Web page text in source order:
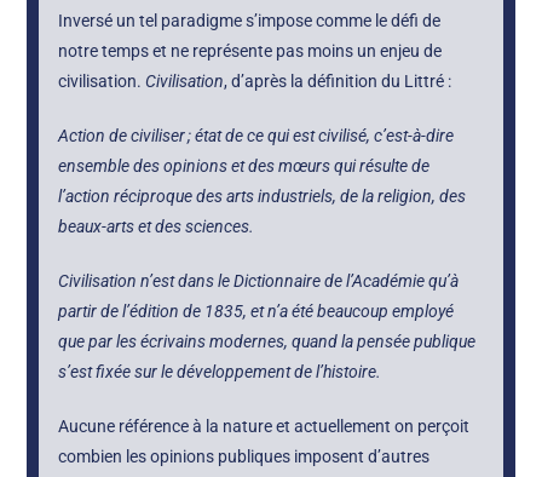
Inversé un tel paradigme s’impose comme le défi de
notre temps et ne représente pas moins un enjeu de
civilisation.Civilisation, d’après la définition du Littré :
Action de civiliser ; état de ce qui est civilisé, c’est-à-dire
ensemble des opinions et des mœurs qui résulte de
l’action réciproque des arts industriels, de la religion, des
beaux-arts et des sciences.
Civilisation n’est dans le Dictionnaire de l’Académie qu’à
partir de l’édition de 1835, et n’a été beaucoup employé
que par les écrivains modernes, quand la pensée publique
s’est fixée sur le développement de l’histoire.
Aucune référence à la nature et actuellement on perçoit
combien les opinions publiques imposent d’autres